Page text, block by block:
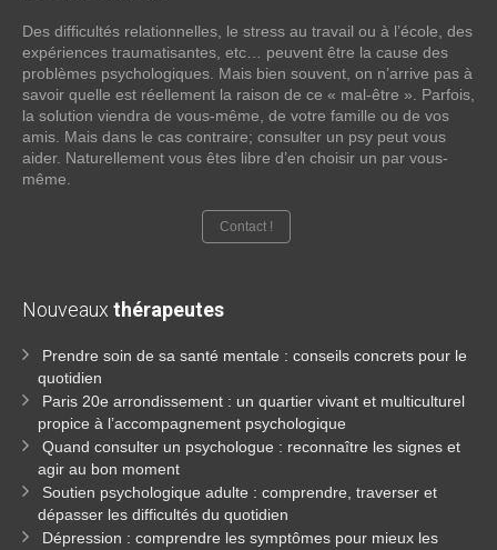
Des difficultés relationnelles, le stress au travail ou à l’école, des
expériences traumatisantes, etc… peuvent être la cause des
problèmes psychologiques. Mais bien souvent, on n’arrive pas à
savoir quelle est réellement la raison de ce « mal-être ». Parfois,
la solution viendra de vous-même, de votre famille ou de vos
amis. Mais dans le cas contraire; consulter un psy peut vous
aider. Naturellement vous êtes libre d’en choisir un par vous-
même.
Contact !
Nouveaux thérapeutes
Prendre soin de sa santé mentale : conseils concrets pour le
quotidien
Paris 20e arrondissement : un quartier vivant et multiculturel
propice à l’accompagnement psychologique
Quand consulter un psychologue : reconnaître les signes et
agir au bon moment
Soutien psychologique adulte : comprendre, traverser et
dépasser les difficultés du quotidien
Dépression : comprendre les symptômes pour mieux les